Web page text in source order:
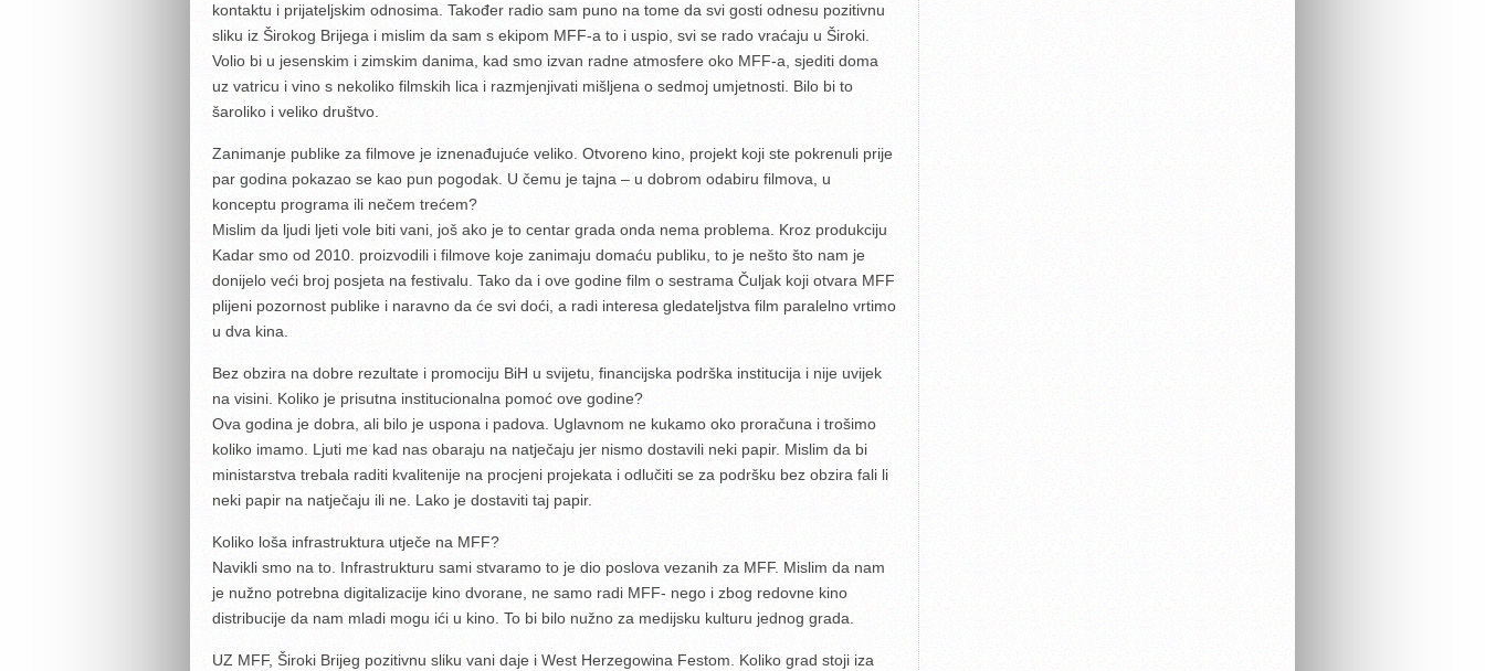
kontaktu i prijateljskim odnosima. Također radio sam puno na tome da svi gosti odnesu pozitivnu
sliku iz Širokog Brijega i mislim da sam s ekipom MFF-a to i uspio, svi se rado vraćaju u Široki.
Volio bi u jesenskim i zimskim danima, kad smo izvan radne atmosfere oko MFF-a, sjediti doma
uz vatricu i vino s nekoliko filmskih lica i razmjenjivati mišljena o sedmoj umjetnosti. Bilo bi to
šaroliko i veliko društvo.
Zanimanje publike za filmove je iznenađujuće veliko. Otvoreno kino, projekt koji ste pokrenuli prije
par godina pokazao se kao pun pogodak. U čemu je tajna – u dobrom odabiru filmova, u
konceptu programa ili nečem trećem?
Mislim da ljudi ljeti vole biti vani, još ako je to centar grada onda nema problema. Kroz produkciju
Kadar smo od 2010. proizvodili i filmove koje zanimaju domaću publiku, to je nešto što nam je
donijelo veći broj posjeta na festivalu. Tako da i ove godine film o sestrama Čuljak koji otvara MFF
plijeni pozornost publike i naravno da će svi doći, a radi interesa gledateljstva film paralelno vrtimo
u dva kina.
Bez obzira na dobre rezultate i promociju BiH u svijetu, financijska podrška institucija i nije uvijek
na visini. Koliko je prisutna institucionalna pomoć ove godine?
Ova godina je dobra, ali bilo je uspona i padova. Uglavnom ne kukamo oko proračuna i trošimo
koliko imamo. Ljuti me kad nas obaraju na natječaju jer nismo dostavili neki papir. Mislim da bi
ministarstva trebala raditi kvalitenije na procjeni projekata i odlučiti se za podršku bez obzira fali li
neki papir na natječaju ili ne. Lako je dostaviti taj papir.
Koliko loša infrastruktura utječe na MFF?
Navikli smo na to. Infrastrukturu sami stvaramo to je dio poslova vezanih za MFF. Mislim da nam
je nužno potrebna digitalizacije kino dvorane, ne samo radi MFF- nego i zbog redovne kino
distribucije da nam mladi mogu ići u kino. To bi bilo nužno za medijsku kulturu jednog grada.
UZ MFF, Široki Brijeg pozitivnu sliku vani daje i West Herzegowina Festom. Koliko grad stoji iza